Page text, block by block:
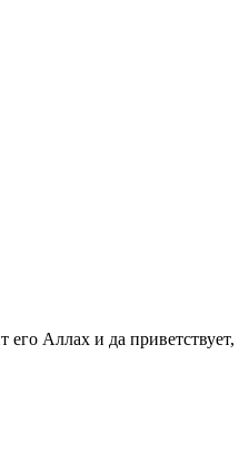
Аллах и да